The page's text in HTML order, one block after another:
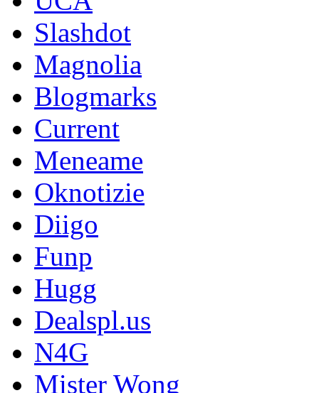
Slashdot
Magnolia
Blogmarks
Current
Meneame
Oknotizie
Diigo
Funp
Hugg
Dealspl.us
N4G
Mister Wong